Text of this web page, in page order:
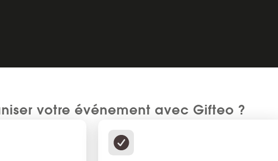
votre événement avec Gifteo ?